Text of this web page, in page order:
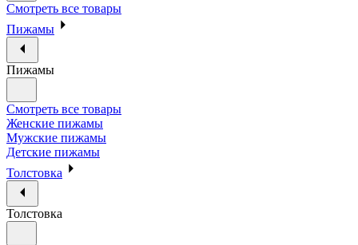
Смотреть все товары
Пижамы
Пижамы
Смотреть все товары
Женские пижамы
Мужские пижамы
Детские пижамы
Толстовка
Толстовка